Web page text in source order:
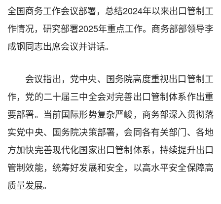
全国商务工作会议部署，总结2024年以来出口管制工
作情况，研究部署2025年重点工作。商务部部领导李
成钢同志出席会议并讲话。
会议指出，党中央、国务院高度重视出口管制工
作，党的二十届三中全会对完善出口管制体系作出重
要部署。当前国际形势复杂严峻，商务部深入贯彻落
实党中央、国务院决策部署，会同各有关部门、各地
方加快完善现代化国家出口管制体系，持续提升出口
管制效能，统筹好发展和安全，以高水平安全保障高
质量发展。